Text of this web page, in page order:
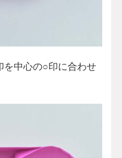
中心の○印に合わせ